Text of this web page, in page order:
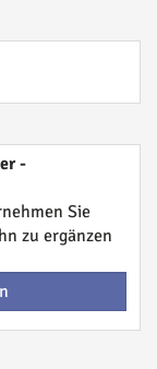
-
Sie
zu ergänzen